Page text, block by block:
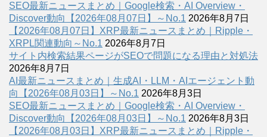
SEO最新ニュースまとめ｜Google検索・AI Overview・
Discover動向【2026年08月07日】～No.1 2026年8月7日
【2026年08月07日】XRP最新ニュースまとめ｜Ripple・
XRPL関連動向～No.1 2026年8月7日
サイト内検索結果ページがSEOで問題になる理由と対処法
2026年8月7日
AI最新ニュースまとめ｜生成AI・LLM・AIエージェント動
向【2026年08月03日】～No.1 2026年8月3日
SEO最新ニュースまとめ｜Google検索・AI Overview・
Discover動向【2026年08月03日】～No.1 2026年8月3日
【2026年08月03日】XRP最新ニュースまとめ｜Ripple・